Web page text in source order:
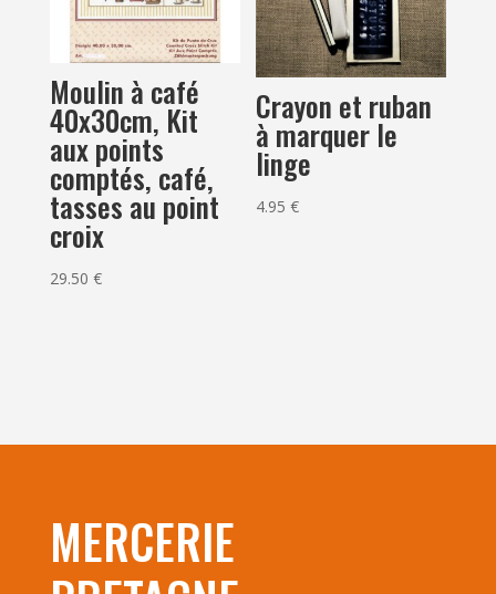
Moulin à café
40x30cm, Kit
aux points
comptés, café,
tasses au point
croix
29.50 €
Crayon et ruban
à marquer le
linge
4.95€
MERCERIE